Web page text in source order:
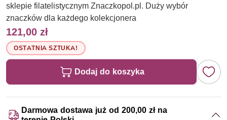
sklepie filatelistycznym Znaczkopol.pl. Duży wybór
znaczków dla każdego kolekcjonera
121,00 zł
OSTATNIA SZTUKA!
Dodaj do koszyka
Darmowa dostawa już od 200,00 zł na